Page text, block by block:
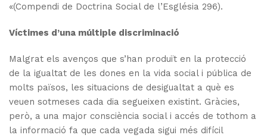
«(Compendi de Doctrina Social de l’Església 296).
Víctimes d’una múltiple discriminació
Malgrat els avenços que s’han produït en la protecció
de la igualtat de les dones en la vida social i pública de
molts països, les situacions de desigualtat a què es
veuen sotmeses cada dia segueixen existint. Gràcies,
però, a una major consciència social i accés de tothom a
la informació fa que cada vegada sigui més difícil